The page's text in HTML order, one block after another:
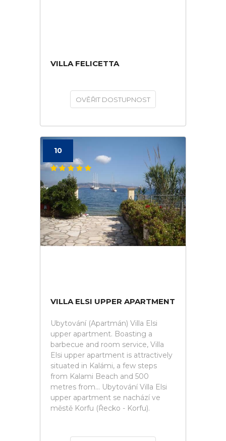
VILLA FELICETTA
OVĚŘIT DOSTUPNOST
10
VILLA ELSI UPPER APARTMENT
Ubytování (Apartmán) Villa Elsi
upper apartment. Boasting a
barbecue and room service, Villa
Elsi upper apartment is attractively
situated in Kalámi, a few steps
from Kalami Beach and 500
metres from... Ubytování Villa Elsi
upper apartment se nachází ve
městě Korfu (Řecko - Korfu).